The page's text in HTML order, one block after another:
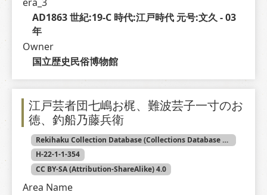
AD1863 世紀:19-C 時代:江戸時代 元号:文久 - 03
年
Owner
国立歴史民俗博物館
江戸芸者団七嶋お梶、難波芸子一寸のお
徳、釣船乃藤兵衛
Rekihaku Collection Database (Collections Database of the National Museum of Japanese History)
H-22-1-1-354
CC BY-SA (Attribution-ShareAlike) 4.0
Area Name